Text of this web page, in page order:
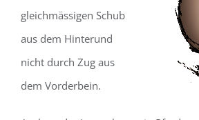
gleichmässigen Schub
aus dem Hinterund
nicht durch Zug aus
dem Vorderbein.